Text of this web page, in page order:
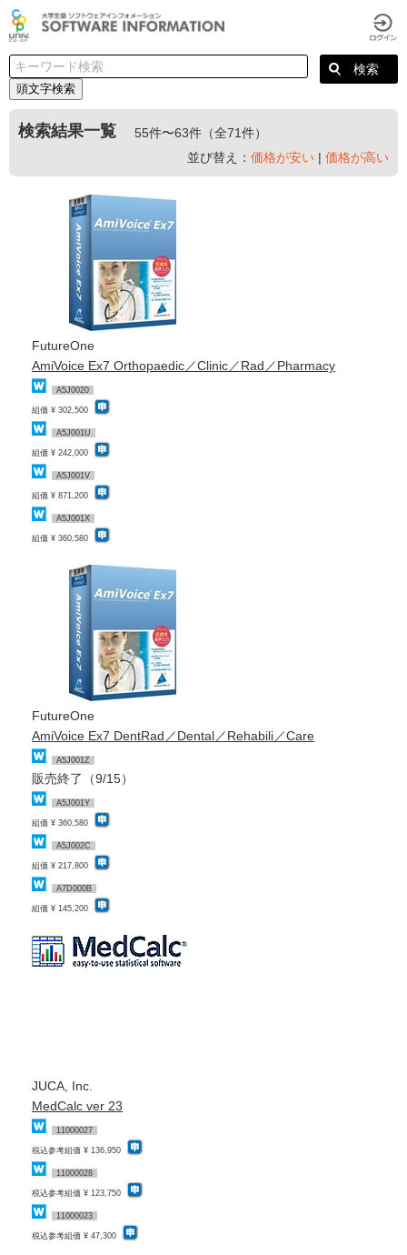
頭文字検索
検索結果一覧
55件〜63件（全71件）
並び替え： 価格が安い | 価格が高い
FutureOne
AmiVoice Ex7 Orthopaedic／Clinic／Rad／Pharmacy
A5J0020
組価 ¥ 302,500
A5J001U
組価 ¥ 242,000
A5J001V
組価 ¥ 871,200
A5J001X
組価 ¥ 360,580
FutureOne
AmiVoice Ex7 DentRad／Dental／Rehabili／Care
A5J001Z
販売終了（9/15）
A5J001Y
組価 ¥ 360,580
A5J002C
組価 ¥ 217,800
A7D000B
組価 ¥ 145,200
JUCA, Inc.
MedCalc ver 23
11000027
税込参考組価 ¥ 136,950
11000028
税込参考組価 ¥ 123,750
11000023
税込参考組価 ¥ 47,300